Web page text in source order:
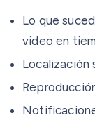
Lo que
video en
Localización